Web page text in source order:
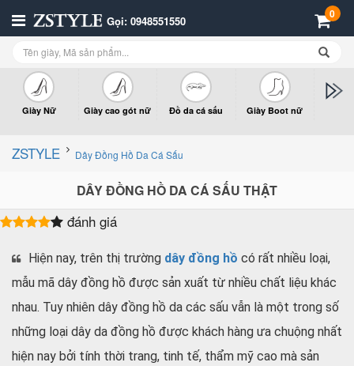
Gọi: 0948551550 0
Giày Nữ Giày cao gót nữ Đồ da cá sấu Giày Boot nữ
ZSTYLE Dây Đồng Hồ Da Cá Sấu
DÂY ĐỒNG HỒ DA CÁ SẤU THẬT
đánh giá
Hiện nay, trên thị trường dây đồng hồ có rất nhiều loại,
mẫu mã dây đồng hồ được sản xuất từ nhiều chất liệu khác
nhau. Tuy nhiên dây đồng hồ da các sấu vẫn là một trong số
những loại dây da đồng hồ được khách hàng ưa chuộng nhất
hiện nay bởi tính thời trang, tinh tế, thẩm mỹ cao mà sản